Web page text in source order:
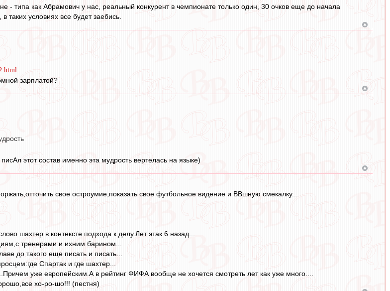
- типа как Абрамович у нас, реальный конкурент в чемпионате только один, 30 очков еще до начала
таких условиях все будет заебись.
зарплатой?
этот состав именно эта мудрость вертелась на языке)
свое остроумие,показать свое футбольное видение и ВВшную смекалку...
шахтер в контексте подхода к делу.Лет этак 6 назад...
тренерами и ихним барином...
до такого еще писать и писать...
Спартак и где шахтер...
уже европейским.А в рейтинг ФИФА вообще не хочется смотреть лет как уже много....
хо-ро-шо!!! (пестня)